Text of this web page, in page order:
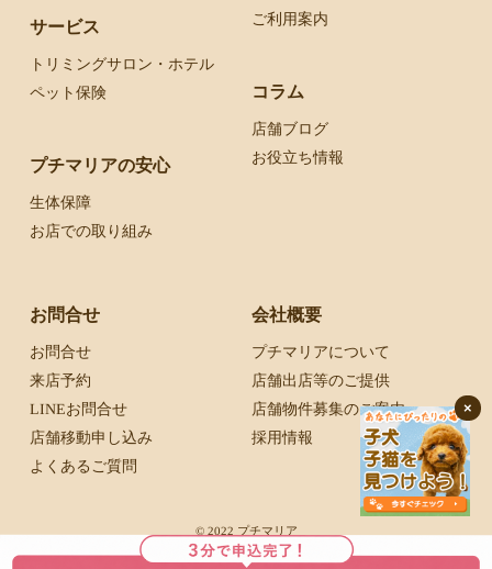
×
サービス
トリミングサロン・ホテル
ペット保険
プチマリアの安心
生体保障
お店での取り組み
ご利用案内
コラム
店舗ブログ
お役立ち情報
お問合せ
お問合せ
来店予約
LINEお問合せ
店舗移動申し込み
よくあるご質問
会社概要
プチマリアについて
店舗出店等のご提供
店舗物件募集のご案内
採用情報
© 2022 プチマリア